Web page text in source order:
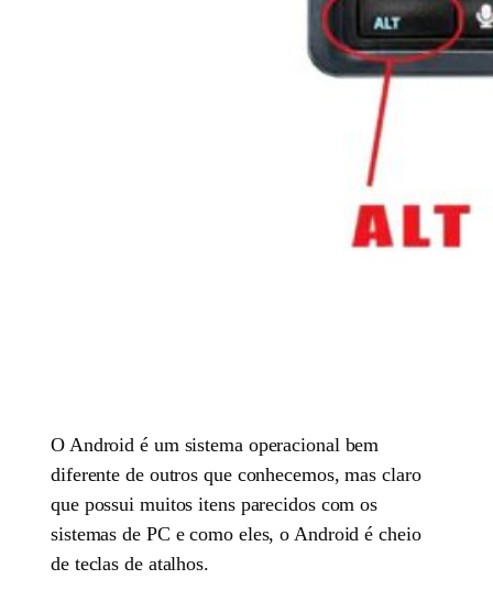
O Android é um sistema operacional bem
diferente de outros que conhecemos, mas claro
que possui muitos itens parecidos com os
sistemas de PC e como eles, o Android é cheio
de teclas de atalhos.